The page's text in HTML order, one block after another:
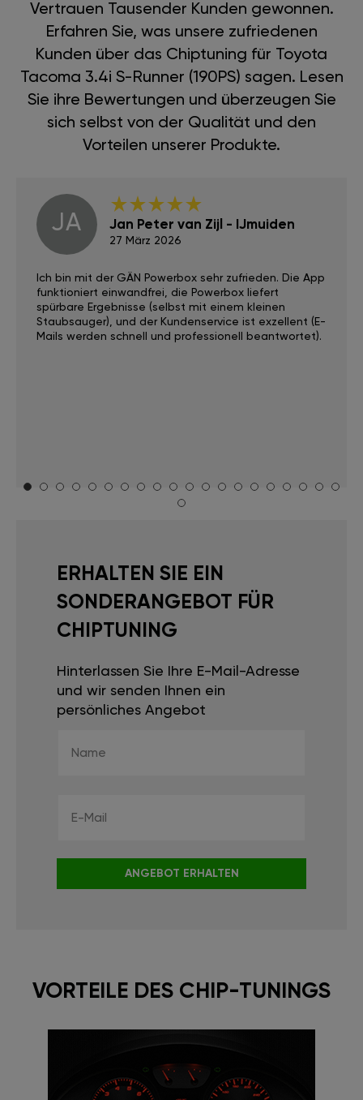
Vertrauen Tausender Kunden gewonnen.
Erfahren Sie, was unsere zufriedenen
Kunden über das Chiptuning für Toyota
Tacoma 3.4i S-Runner (190PS) sagen. Lesen
Sie ihre Bewertungen und überzeugen Sie
sich selbst von der Qualität und den
Vorteilen unserer Produkte.
JA Jan Peter van Zijl - IJmuiden
27 März 2026
Ich bin mit der GÄN Powerbox sehr zufrieden. Die App
funktioniert einwandfrei, die Powerbox liefert
spürbare Ergebnisse (selbst mit einem kleinen
Staubsauger), und der Kundenservice ist exzellent (E-
Mails werden schnell und professionell beantwortet).
ERHALTEN SIE EIN
SONDERANGEBOT FÜR
CHIPTUNING
Hinterlassen Sie Ihre E-Mail-Adresse
und wir senden Ihnen ein
persönliches Angebot
ANGEBOT ERHALTEN
VORTEILE DES CHIP-TUNINGS